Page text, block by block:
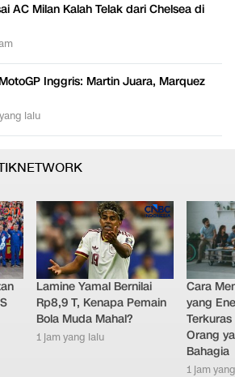
AC Milan Kalah Telak dari Chelsea di
Inggris: Martin Juara, Marquez
lalu
Lamine Yamal Bernilai
Rp8,9 T, Kenapa Pemain
Bola Muda Mahal?
1 jam yang lalu
Cara
yang
Orang
Bahagia
1 jam